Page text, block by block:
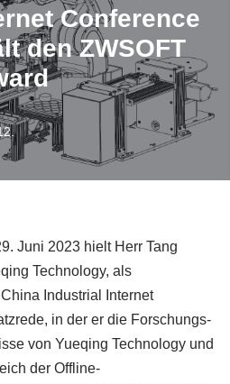
Conference
den ZWSOFT
Juni 2023 hielt Herr Tang
Technology, als
Industrial Internet
in der er die Forschungs-
von Yueqing Technology und
der Offline-